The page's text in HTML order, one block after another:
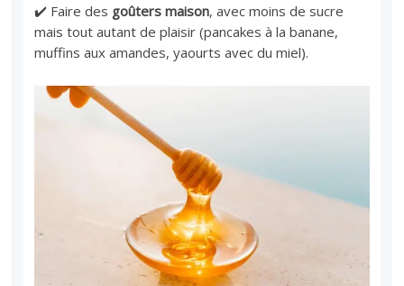
✔️ Faire des goûters maison, avec moins de sucre
mais tout autant de plaisir (pancakes à la banane,
muffins aux amandes, yaourts avec du miel).